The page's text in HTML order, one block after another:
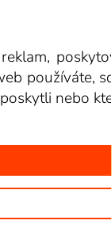
používáte,
nebo